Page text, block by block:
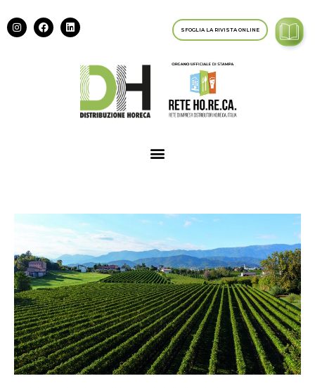
SFOGLIA LA RIVISTA ONLINE